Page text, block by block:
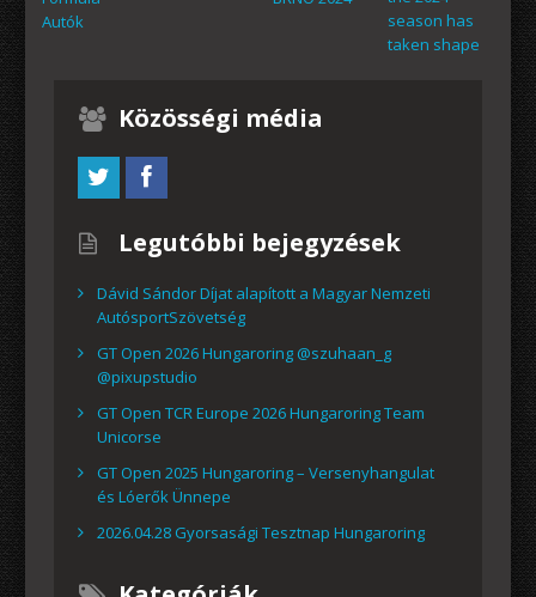
Autók
season has
taken shape
Közösségi média
Legutóbbi bejegyzések
Dávid Sándor Díjat alapított a Magyar Nemzeti
AutósportSzövetség
GT Open 2026 Hungaroring @szuhaan_g
@pixupstudio
GT Open TCR Europe 2026 Hungaroring Team
Unicorse
GT Open 2025 Hungaroring – Versenyhangulat
és Lóerők Ünnepe
2026.04.28 Gyorsasági Tesztnap Hungaroring